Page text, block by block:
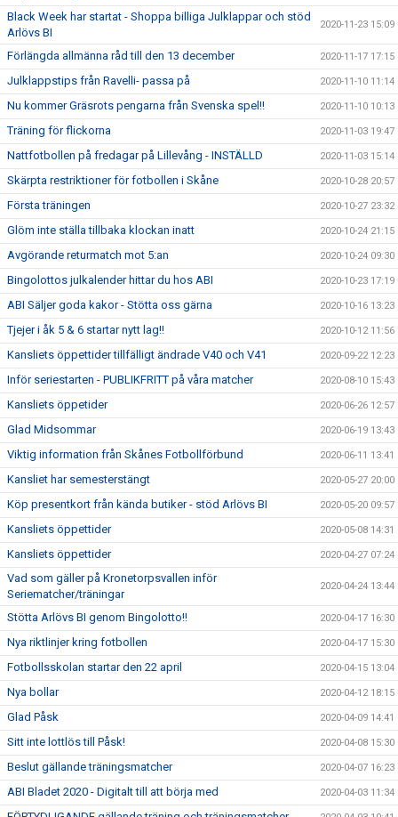
Black Week har startat - Shoppa billiga Julklappar och stöd
Arlövs BI
2020-11-23 15:09
Förlängda allmänna råd till den 13 december 2020-11-17 17:15
Julklappstips från Ravelli- passa på 2020-11-10 11:14
Nu kommer Gräsrots pengarna från Svenska spel!! 2020-11-10 10:13
Träning för flickorna 2020-11-03 19:47
Nattfotbollen på fredagar på Lillevång - INSTÄLLD 2020-11-03 15:14
Skärpta restriktioner för fotbollen i Skåne 2020-10-28 20:57
Första träningen 2020-10-27 23:32
Glöm inte ställa tillbaka klockan inatt 2020-10-24 21:15
Avgörande returmatch mot 5:an 2020-10-24 09:30
Bingolottos julkalender hittar du hos ABI 2020-10-23 17:19
ABI Säljer goda kakor - Stötta oss gärna 2020-10-16 13:23
Tjejer i åk 5 & 6 startar nytt lag!! 2020-10-12 11:56
Kansliets öppettider tillfälligt ändrade V40 och V41 2020-09-22 12:23
Inför seriestarten - PUBLIKFRITT på våra matcher 2020-08-10 15:43
Kansliets öppetider 2020-06-26 12:57
Glad Midsommar 2020-06-19 13:43
Viktig information från Skånes Fotbollförbund 2020-06-11 13:41
Kansliet har semesterstängt 2020-05-27 20:00
Köp presentkort från kända butiker - stöd Arlövs BI 2020-05-20 09:57
Kansliets öppettider 2020-05-08 14:31
Kansliets öppettider 2020-04-27 07:24
Vad som gäller på Kronetorpsvallen inför
Seriematcher/träningar
2020-04-24 13:44
Stötta Arlövs BI genom Bingolotto!! 2020-04-17 16:30
Nya riktlinjer kring fotbollen 2020-04-17 15:30
Fotbollsskolan startar den 22 april 2020-04-15 13:04
Nya bollar 2020-04-12 18:15
Glad Påsk 2020-04-09 14:41
Sitt inte lottlös till Påsk! 2020-04-08 15:30
Beslut gällande träningsmatcher 2020-04-07 16:23
ABI Bladet 2020 - Digitalt till att börja med 2020-04-03 11:34